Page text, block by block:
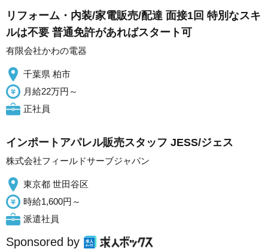
リフォーム・内装/家電販売/配達 面接1回 特別なスキ
ルは不要 普通免許があればスタート可
有限会社かわの電器
千葉県 柏市
月給22万円～
正社員
インポートアパレル販売スタッフ JESS/ジェス
株式会社フィールドサーブジャパン
東京都 世田谷区
時給1,600円～
派遣社員
Sponsored by